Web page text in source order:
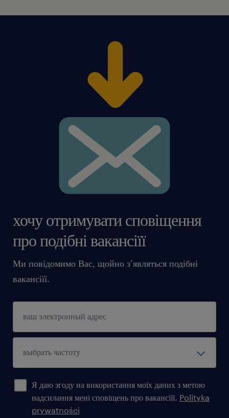
хочу отримувати сповіщення
про подібні вакансіїї
Ми повідомимо Вас, щойно з’являться подібні
вакансіїї.
Я даю згоду на використання моїх даних з метою
надсилання мені сповіщень про вакансіїї. Polityka
prywatności